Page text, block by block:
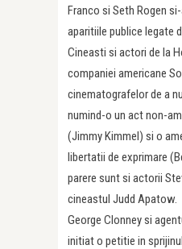
Franco si Seth Rogen
aparitiile publice legate
Cineasti si actori de la
companiei americane
cinematografelor de a
numind-o un act non-
(Jimmy Kimmel) si o
libertatii de exprimare
parere sunt si actorii
cineastul Judd Apatow.
George Clonney si
initiat o petitie in